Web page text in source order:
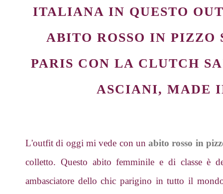
ITALIANA IN QUESTO
ABITO ROSSO IN PIZZO
PARIS CON LA CLUTCH
ASCIANI, MADE
L'outfit di oggi mi vede con unabito rosso in
colletto. Questo abito femminile e di classe è
ambasciatore dello chic parigino in tutto il